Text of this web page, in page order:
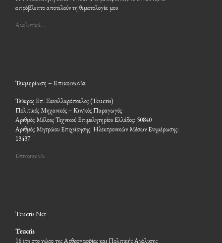
απρόβλεπτο αποτελούν τη θεματολογία μου
Αναλυτικά…
Τεκμηρίωση – Επικοινωνία
Τεύκρος Επ. Σακελλαρόπουλος (Teucris)
Πολιτικός Μηχανικός – Κιν/κός Παραγωγός
Αριθμός Μέλους Τεχνικού Επιμελητηρίου Ελλάδος: 50840
Αριθμός Μητρώου Επιχείρησης Ηλεκτρονικών Μέσων Ενημέρωσης:
13437
Επικοινωνία
Teucris Net
Teucris
16 έτη στο χώρο της Αρθρογραφίας και Πολιτικής Ανάλυσης